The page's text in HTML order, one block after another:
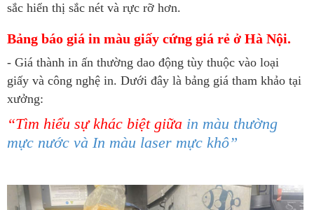
sắc hiển thị sắc nét và rực rỡ hơn.
Bảng báo giá in màu giấy cứng giá rẻ ở Hà Nội.
- Giá thành in ấn thường dao động tùy thuộc vào loại
giấy và công nghệ in. Dưới đây là bảng giá tham khảo tại
xưởng:
“Tìm hiểu sự khác biệt giữa in màu thường
mực nước và In màu laser mực khô”